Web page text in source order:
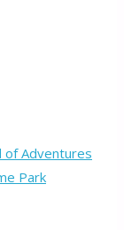
of Adventures
Park